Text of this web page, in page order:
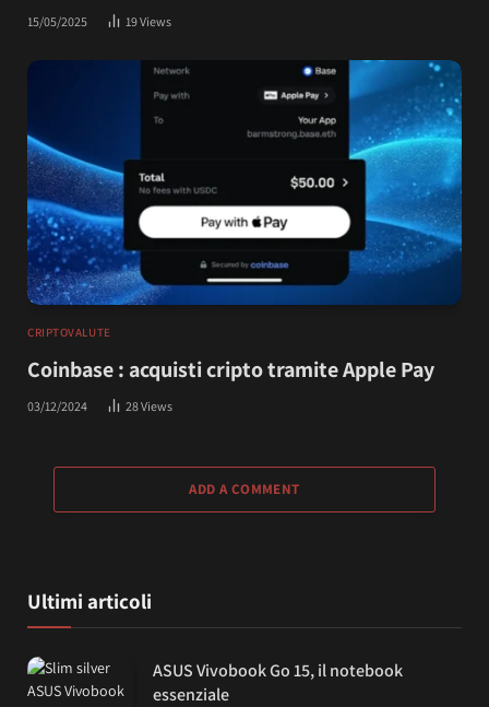
15/05/2025 19Views
CRIPTOVALUTE
Coinbase : acquisti cripto tramite Apple Pay
03/12/2024 28Views
ADD A COMMENT
Ultimi articoli
ASUS Vivobook Go 15, il notebook
essenziale